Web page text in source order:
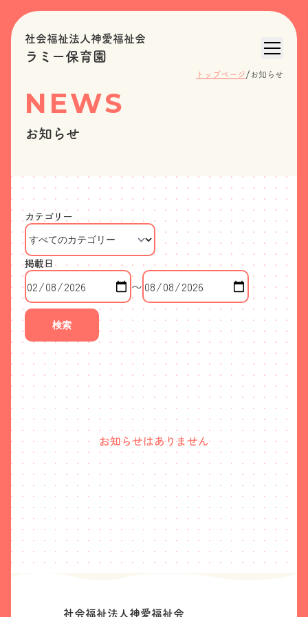
社会福祉法人神愛福祉会
ラミー保育園
トップページ/ お知らせ
NEWS
お知らせ
カテゴリー
掲載日
〜
検索
お知らせはありません
社会福祉法人神愛福祉会